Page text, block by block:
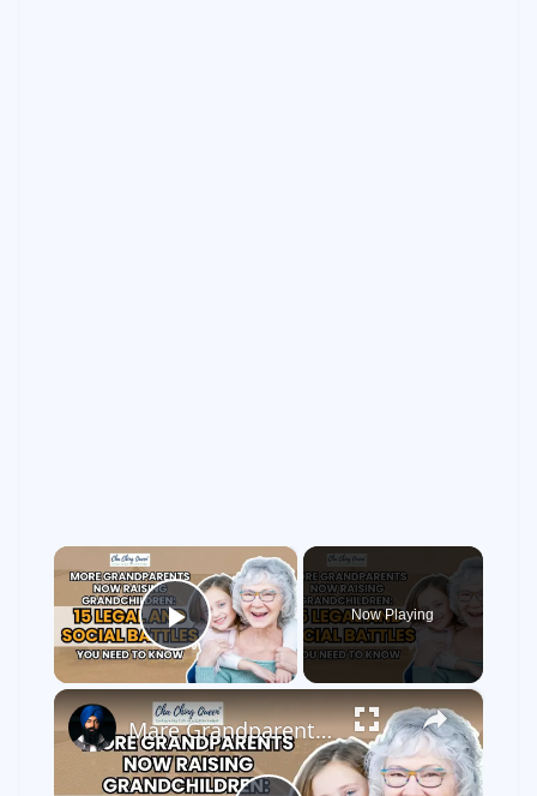
×
Play Video
Now Playing
×
Mare Grandparents are Raising Grandchildren Today